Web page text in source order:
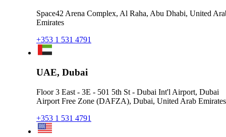
Space42 Arena Complex, Al Raha, Abu Dhabi, United
Emirates
+353 1 531 4791
UAE, Dubai
Floor 3 East - 3E - 501 5th St - Dubai Int'l Airport, Dubai
Airport Free Zone (DAFZA), Dubai, United Arab Emirates
+353 1 531 4791